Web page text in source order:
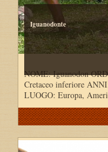
Iguanodonte
NOME: Iguanodon
Cretaceo inferiore
LUOGO: Europa,